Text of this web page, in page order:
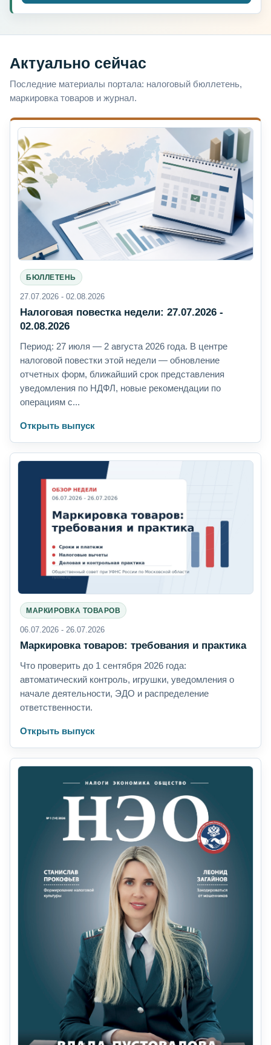
Актуально сейчас
Последние материалы портала: налоговый бюллетень,
маркировка товаров и журнал.
БЮЛЛЕТЕНЬ
27.07.2026 - 02.08.2026
Налоговая повестка недели: 27.07.2026 -
02.08.2026
Период: 27 июля — 2 августа 2026 года. В центре
налоговой повестки этой недели — обновление
отчетных форм, ближайший срок представления
уведомления по НДФЛ, новые рекомендации по
операциям с...
Открыть выпуск
МАРКИРОВКА ТОВАРОВ
06.07.2026 - 26.07.2026
Маркировка товаров: требования и практика
Что проверить до 1 сентября 2026 года:
автоматический контроль, игрушки, уведомления о
начале деятельности, ЭДО и распределение
ответственности.
Открыть выпуск